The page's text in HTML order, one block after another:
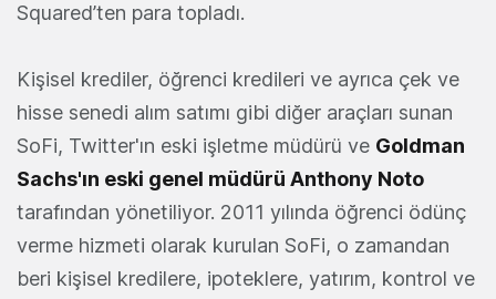
Squared’ten para topladı.
Kişisel krediler, öğrenci kredileri ve ayrıca çek ve
hisse senedi alım satımı gibi diğer araçları sunan
SoFi, Twitter'ın eski işletme müdürü ve Goldman
Sachs'ın eski genel müdürü Anthony Noto
tarafından yönetiliyor. 2011 yılında öğrenci ödünç
verme hizmeti olarak kurulan SoFi, o zamandan
beri kişisel kredilere, ipoteklere, yatırım, kontrol ve